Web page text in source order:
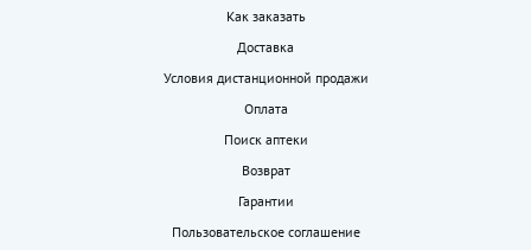
Как заказать
Доставка
Условия дистанционной продажи
Оплата
Поиск аптеки
Возврат
Гарантии
Пользовательское соглашение